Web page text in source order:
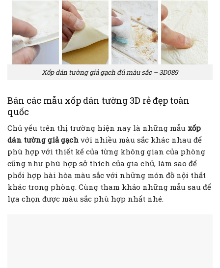
Xốp dán tường giả gạch đủ màu sắc – 3D089
Bán các mẫu xốp dán tường 3D rẻ đẹp toàn
quốc
Chủ yếu trên thị trường hiện nay là những mẫu xốp
dán tường giả gạch với nhiều màu sắc khác nhau để
phù hợp với thiết kế của từng không gian của phòng
cũng như phù hợp sở thích của gia chủ, làm sao để
phối hợp hài hòa màu sắc với những món đồ nội thất
khác trong phòng. Cùng tham khảo những mẫu sau để
lựa chọn được màu sắc phù hợp nhất nhé.